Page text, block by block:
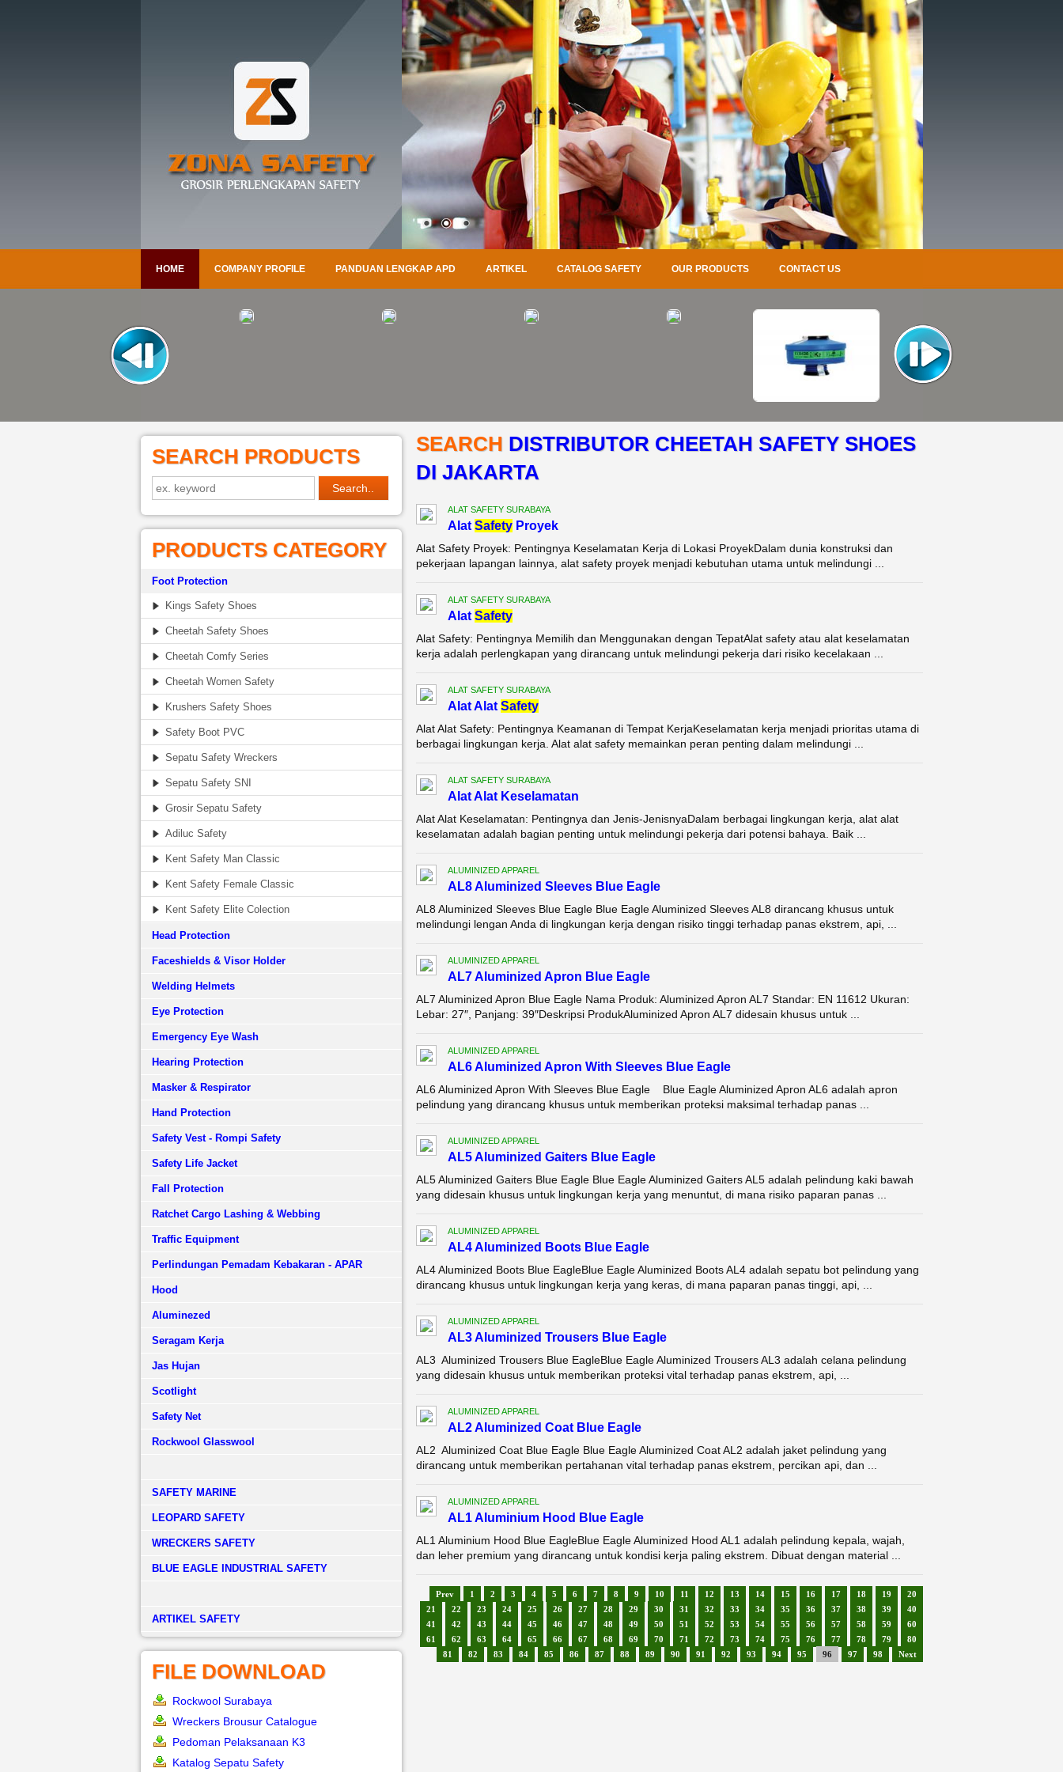
HOME COMPANY PROFILE PANDUAN LENGKAP APD ARTIKEL CATALOG SAFETY OUR PRODUCTS CONTACT US
SEARCH PRODUCTS
PRODUCTS CATEGORY
Foot Protection
Kings Safety Shoes
Cheetah Safety Shoes
Cheetah Comfy Series
Cheetah Women Safety
Krushers Safety Shoes
Safety Boot PVC
Sepatu Safety Wreckers
Sepatu Safety SNI
Grosir Sepatu Safety
Adiluc Safety
Kent Safety Man Classic
Kent Safety Female Classic
Kent Safety Elite Colection
Head Protection
Faceshields & Visor Holder
Welding Helmets
Eye Protection
Emergency Eye Wash
Hearing Protection
Masker & Respirator
Hand Protection
Safety Vest - Rompi Safety
Safety Life Jacket
Fall Protection
Ratchet Cargo Lashing & Webbing
Traffic Equipment
Perlindungan Pemadam Kebakaran - APAR
Hood
Aluminezed
Seragam Kerja
Jas Hujan
Scotlight
Safety Net
Rockwool Glasswool
SAFETY MARINE
LEOPARD SAFETY
WRECKERS SAFETY
BLUE EAGLE INDUSTRIAL SAFETY
­ARTIKEL SAFETY
FILE DOWNLOAD
Rockwool Surabaya
Wreckers Brousur Catalogue
Pedoman Pelaksanaan K3
Katalog Sepatu Safety
SEARCH DISTRIBUTOR CHEETAH SAFETY SHOES
DI JAKARTA
ALAT SAFETY SURABAYA
Alat SafetyProyek
Alat Safety Proyek: Pentingnya Keselamatan Kerja di Lokasi ProyekDalam dunia konstruksi dan
pekerjaan lapangan lainnya, alat safety proyek menjadi kebutuhan utama untuk melindungi ...
ALAT SAFETY SURABAYA
Alat Safety
Alat Safety: Pentingnya Memilih dan Menggunakan dengan TepatAlat safety atau alat keselamatan
kerja adalah perlengkapan yang dirancang untuk melindungi pekerja dari risiko kecelakaan ...
ALAT SAFETY SURABAYA
Alat Alat Safety
Alat Alat Safety: Pentingnya Keamanan di Tempat KerjaKeselamatan kerja menjadi prioritas utama di
berbagai lingkungan kerja. Alat alat safety memainkan peran penting dalam melindungi ...
ALAT SAFETY SURABAYA
Alat Alat Keselamatan
Alat Alat Keselamatan: Pentingnya dan Jenis-JenisnyaDalam berbagai lingkungan kerja, alat alat
keselamatan adalah bagian penting untuk melindungi pekerja dari potensi bahaya. Baik ...
ALUMINIZED APPAREL
AL8 Aluminized Sleeves Blue Eagle
AL8 Aluminized Sleeves Blue Eagle Blue Eagle Aluminized Sleeves AL8 dirancang khusus untuk
melindungi lengan Anda di lingkungan kerja dengan risiko tinggi terhadap panas ekstrem, api, ...
ALUMINIZED APPAREL
AL7 Aluminized Apron Blue Eagle
AL7 Aluminized Apron Blue Eagle Nama Produk: Aluminized Apron AL7 Standar: EN 11612 Ukuran:
Lebar: 27″, Panjang: 39″Deskripsi ProdukAluminized Apron AL7 didesain khusus untuk ...
ALUMINIZED APPAREL
AL6 Aluminized Apron With Sleeves Blue Eagle
AL6 Aluminized Apron With Sleeves Blue Eagle Blue Eagle Aluminized Apron AL6 adalah apron
pelindung yang dirancang khusus untuk memberikan proteksi maksimal terhadap panas ...
ALUMINIZED APPAREL
AL5 Aluminized Gaiters Blue Eagle
AL5 Aluminized Gaiters Blue Eagle Blue Eagle Aluminized Gaiters AL5 adalah pelindung kaki bawah
yang didesain khusus untuk lingkungan kerja yang menuntut, di mana risiko paparan panas ...
ALUMINIZED APPAREL
AL4 Aluminized Boots Blue Eagle
AL4 Aluminized Boots Blue EagleBlue Eagle Aluminized Boots AL4 adalah sepatu bot pelindung yang
dirancang khusus untuk lingkungan kerja yang keras, di mana paparan panas tinggi, api, ...
ALUMINIZED APPAREL
AL3 Aluminized Trousers Blue Eagle
AL3 Aluminized Trousers Blue EagleBlue Eagle Aluminized Trousers AL3 adalah celana pelindung
yang didesain khusus untuk memberikan proteksi vital terhadap panas ekstrem, api, ...
ALUMINIZED APPAREL
AL2 Aluminized Coat Blue Eagle
AL2 Aluminized Coat Blue Eagle Blue Eagle Aluminized Coat AL2 adalah jaket pelindung yang
dirancang untuk memberikan pertahanan vital terhadap panas ekstrem, percikan api, dan ...
ALUMINIZED APPAREL
AL1 Aluminium Hood Blue Eagle
AL1 Aluminium Hood Blue EagleBlue Eagle Aluminized Hood AL1 adalah pelindung kepala, wajah,
dan leher premium yang dirancang untuk kondisi kerja paling ekstrem. Dibuat dengan material ...
Prev 1 2 3 4 5 6 7 8 9 10 11 12 13 14 15 16 17 18 19
20
21
22 23 24 25 26 27 28 29 30 31 32 33 34 35 36 37 38 39
40
41
42 43 44 45 46 47 48 49 50 51 52 53 54 55 56 57 58 59
60
61
62 63 64 65 66 67 68 69 70 71 72 73 74 75 76 77 78 79
80
81
82 83 84 85 86 87 88 89 90 91 92 93 94 95 96 97 98 Next